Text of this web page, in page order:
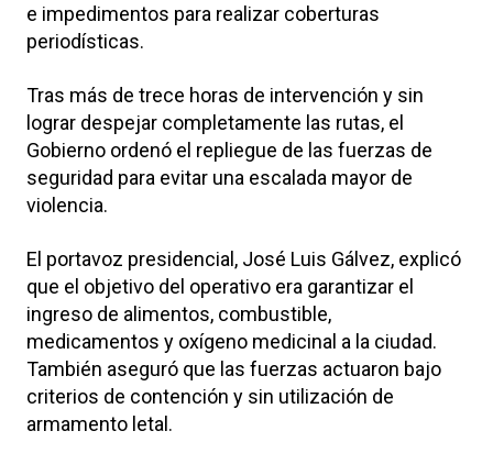
e impedimentos para realizar coberturas
periodísticas.
Tras más de trece horas de intervención y sin
lograr despejar completamente las rutas, el
Gobierno ordenó el repliegue de las fuerzas de
seguridad para evitar una escalada mayor de
violencia.
El portavoz presidencial, José Luis Gálvez, explicó
que el objetivo del operativo era garantizar el
ingreso de alimentos, combustible,
medicamentos y oxígeno medicinal a la ciudad.
También aseguró que las fuerzas actuaron bajo
criterios de contención y sin utilización de
armamento letal.